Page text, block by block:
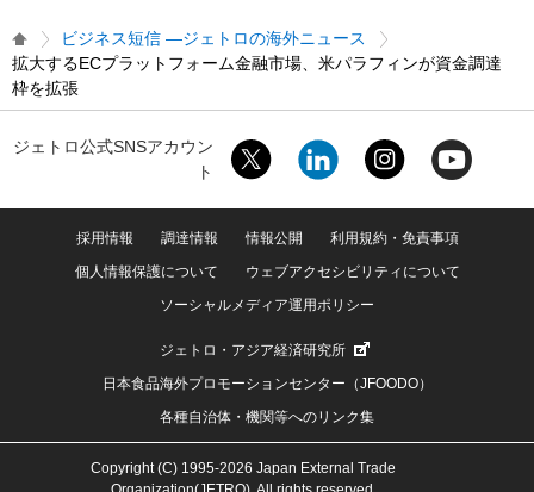
ビジネス短信 ―ジェトロの海外ニュース
拡大するECプラットフォーム金融市場、米パラフィンが資金調達
枠を拡張
ジェトロ公式SNSアカウン
ト
採用情報 調達情報 情報公開
利用規約・免責事項
個人情報保護について
ウェブアクセシビリティについて
ソーシャルメディア運用ポリシー
ジェトロ・アジア経済研究所
日本食品海外プロモーションセンター（JFOODO）
各種自治体・機関等へのリンク集
Copyright (C) 1995-2026 Japan External Trade